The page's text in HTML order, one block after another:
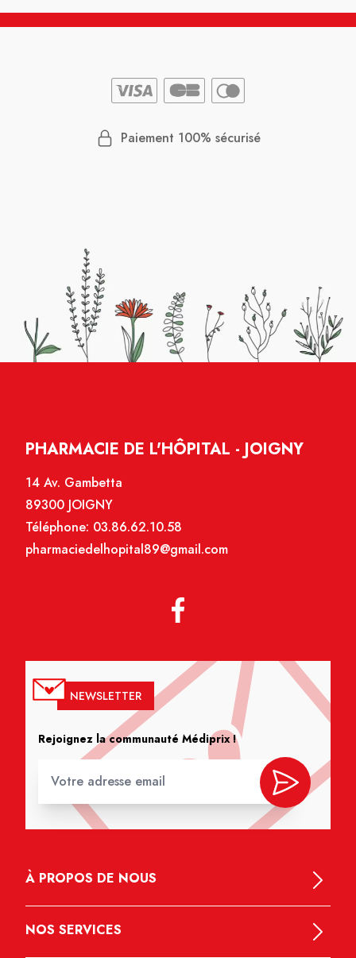
Paiement 100% sécurisé
PHARMACIE DE L'HÔPITAL - JOIGNY
14 Av. Gambetta
89300 JOIGNY
Téléphone: 03.86.62.10.58
pharmaciedelhopital89@gmail.com
NEWSLETTER
Rejoignez la communauté Médiprix !
À PROPOS DE NOUS
NOS SERVICES